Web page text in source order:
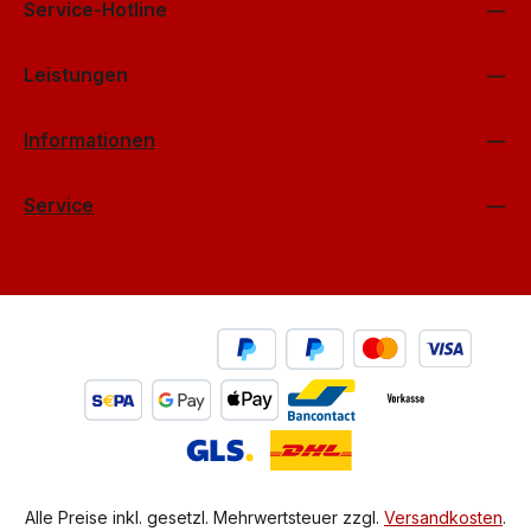
Service-Hotline
Leistungen
Informationen
Service
Alle Preise inkl. gesetzl. Mehrwertsteuer zzgl. Versandkosten.